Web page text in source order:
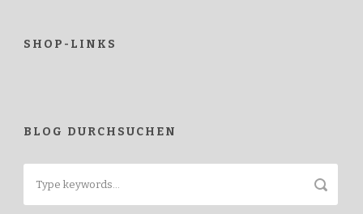
SHOP-LINKS
BLOG DURCHSUCHEN